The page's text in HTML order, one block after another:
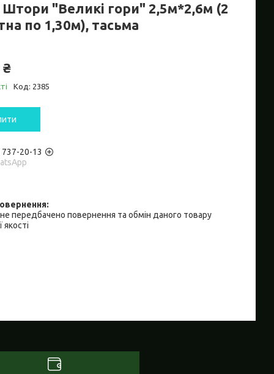
"Великі гори" 2,5м*2,6м (2
по 1,30м), тасьма
Код: 2385
737-20-13
передбачено повернення та обмін даного товару